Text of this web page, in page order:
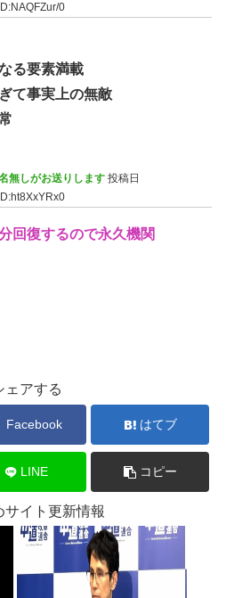
ID:NAQFZur/0
る要素満載
て事実上の無敵
無しがお送りします 投稿日
ID:ht8XxYRx0
回復するので永久機関
ェアする
Facebook はてブ
LINE コピー
サイト更新情報